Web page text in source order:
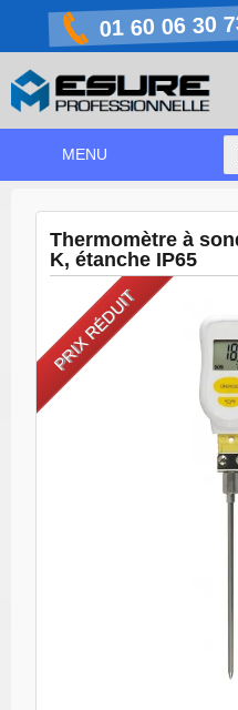
01 60 06 30
MENU
NOS PRODUITS
NOS MARQUES
NOS PROMOTIONS
PRÉVENTION COVID-19
Thermomètre à
K, étanche IP65
PRIX RÉDUIT